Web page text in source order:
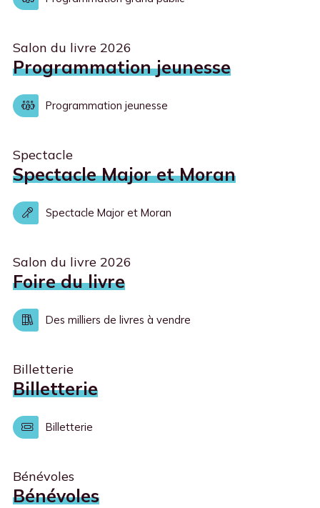
Salon du livre 2026
Programmation jeunesse
Programmation jeunesse
Spectacle
Spectacle Major et Moran
Spectacle Major et Moran
Salon du livre 2026
Foire du livre
Des milliers de livres à vendre
Billetterie
Billetterie
Billetterie
Bénévoles
Bénévoles